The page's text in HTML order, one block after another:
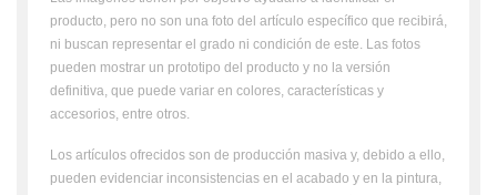
producto, pero no son una foto del artículo específico que recibirá,
ni buscan representar el grado ni condición de este. Las fotos
pueden mostrar un prototipo del producto y no la versión
definitiva, que puede variar en colores, características y
accesorios, entre otros.
Los artículos ofrecidos son de producción masiva y, debido a ello,
pueden evidenciar inconsistencias en el acabado y en la pintura,